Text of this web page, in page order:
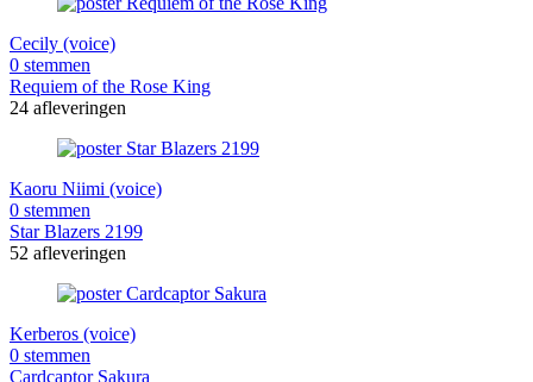
Cecily (voice)
0 stemmen
Requiem of the Rose King
24 afleveringen
Kaoru Niimi (voice)
0 stemmen
Star Blazers 2199
52 afleveringen
Kerberos (voice)
0 stemmen
Cardcaptor Sakura